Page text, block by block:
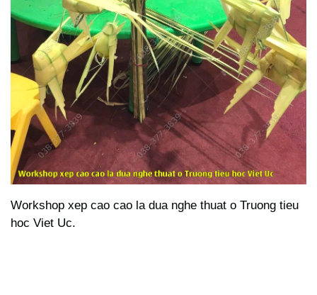
Workshop xep cao cao la dua nghe thuat o Truong tieu
hoc Viet Uc.